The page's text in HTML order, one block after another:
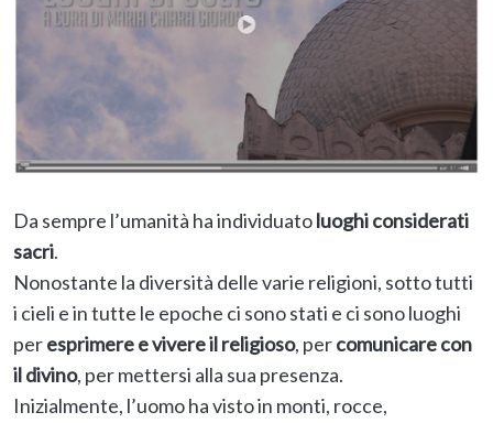
Da sempre l’umanità ha individuatoluoghi considerati
sacri.
Nonostante la diversità delle varie religioni, sotto tutti
i cieli e in tutte le epoche ci sono stati e ci sono luoghi
peresprimere e vivere il religioso, percomunicare con
il divino, per mettersi alla sua presenza.
Inizialmente, l’uomo ha visto in monti, rocce,